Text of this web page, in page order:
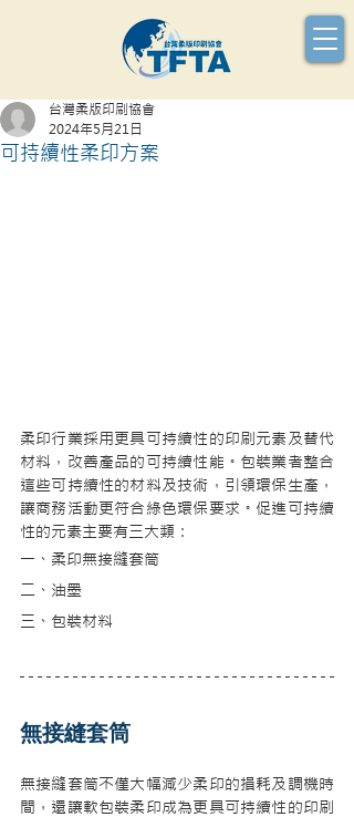
可持續性柔印方案
台灣柔版印刷協會
2024年5月21日
柔印行業採用更具可持續性的印刷元素及替代
材料，改善產品的可持續性能。包裝業者整合
這些可持續性的材料及技術，引領環保生產，
讓商務活動更符合綠色環保要求。促進可持續
性的元素主要有三大類：
一、柔印無接縫套筒
二、油墨
三、包裝材料
無接縫套筒
無接縫套筒不僅大幅減少柔印的損耗及調機時
間，還讓軟包裝柔印成為更具可持續性的印刷